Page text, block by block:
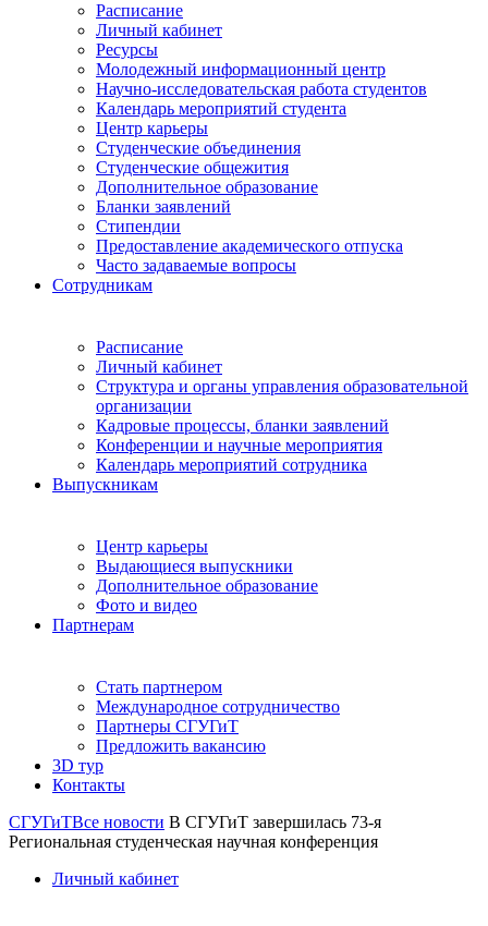
Расписание
Личный кабинет
Ресурсы
Молодежный информационный центр
Научно-исследовательская работа студентов
Календарь мероприятий студента
Центр карьеры
Студенческие объединения
Студенческие общежития
Дополнительное образование
Бланки заявлений
Стипендии
Предоставление академического отпуска
Часто задаваемые вопросы
Сотрудникам
Расписание
Личный кабинет
Структура и органы управления образовательной
организации
Кадровые процессы, бланки заявлений
Конференции и научные мероприятия
Календарь мероприятий сотрудника
Выпускникам
Центр карьеры
Выдающиеся выпускники
Дополнительное образование
Фото и видео
Партнерам
Стать партнером
Международное сотрудничество
Партнеры СГУГиТ
Предложить вакансию
3D тур
Контакты
СГУГиТВсе новости В СГУГиТ завершилась 73-я
Региональная студенческая научная конференция
Личный кабинет